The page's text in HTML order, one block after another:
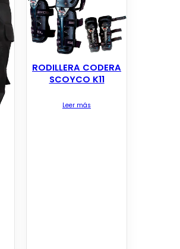
RODILLERA CODERA
SCOYCO K11
Leer más